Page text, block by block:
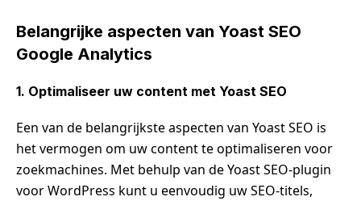
Belangrijke aspecten van Yoast SEO
Google Analytics
1. Optimaliseer uw content met Yoast SEO
Een van de belangrijkste aspecten van Yoast SEO is
het vermogen om uw content te optimaliseren voor
zoekmachines. Met behulp van de Yoast SEO-plugin
voor WordPress kunt u eenvoudig uw SEO-titels,